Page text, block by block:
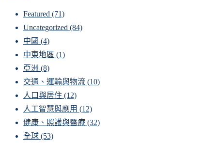
Featured (71)
Uncategorized (84)
中國 (4)
中東地區 (1)
亞洲 (8)
交通、運輸與物流 (10)
人口與居住 (12)
人工智慧與應用 (12)
健康、照護與醫療 (32)
全球 (53)